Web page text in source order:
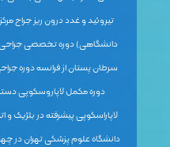
تیروئید و غدد درون ریز
دانشگاهی) دوره تخصصی جراحی
سرطان پستان از فرانسه دوره
دوره مکمل لاپاروسکوپی
لاپاراسکوپی پیشرفته در بلژیک
دانشگاه علوم پزشکی تهران در